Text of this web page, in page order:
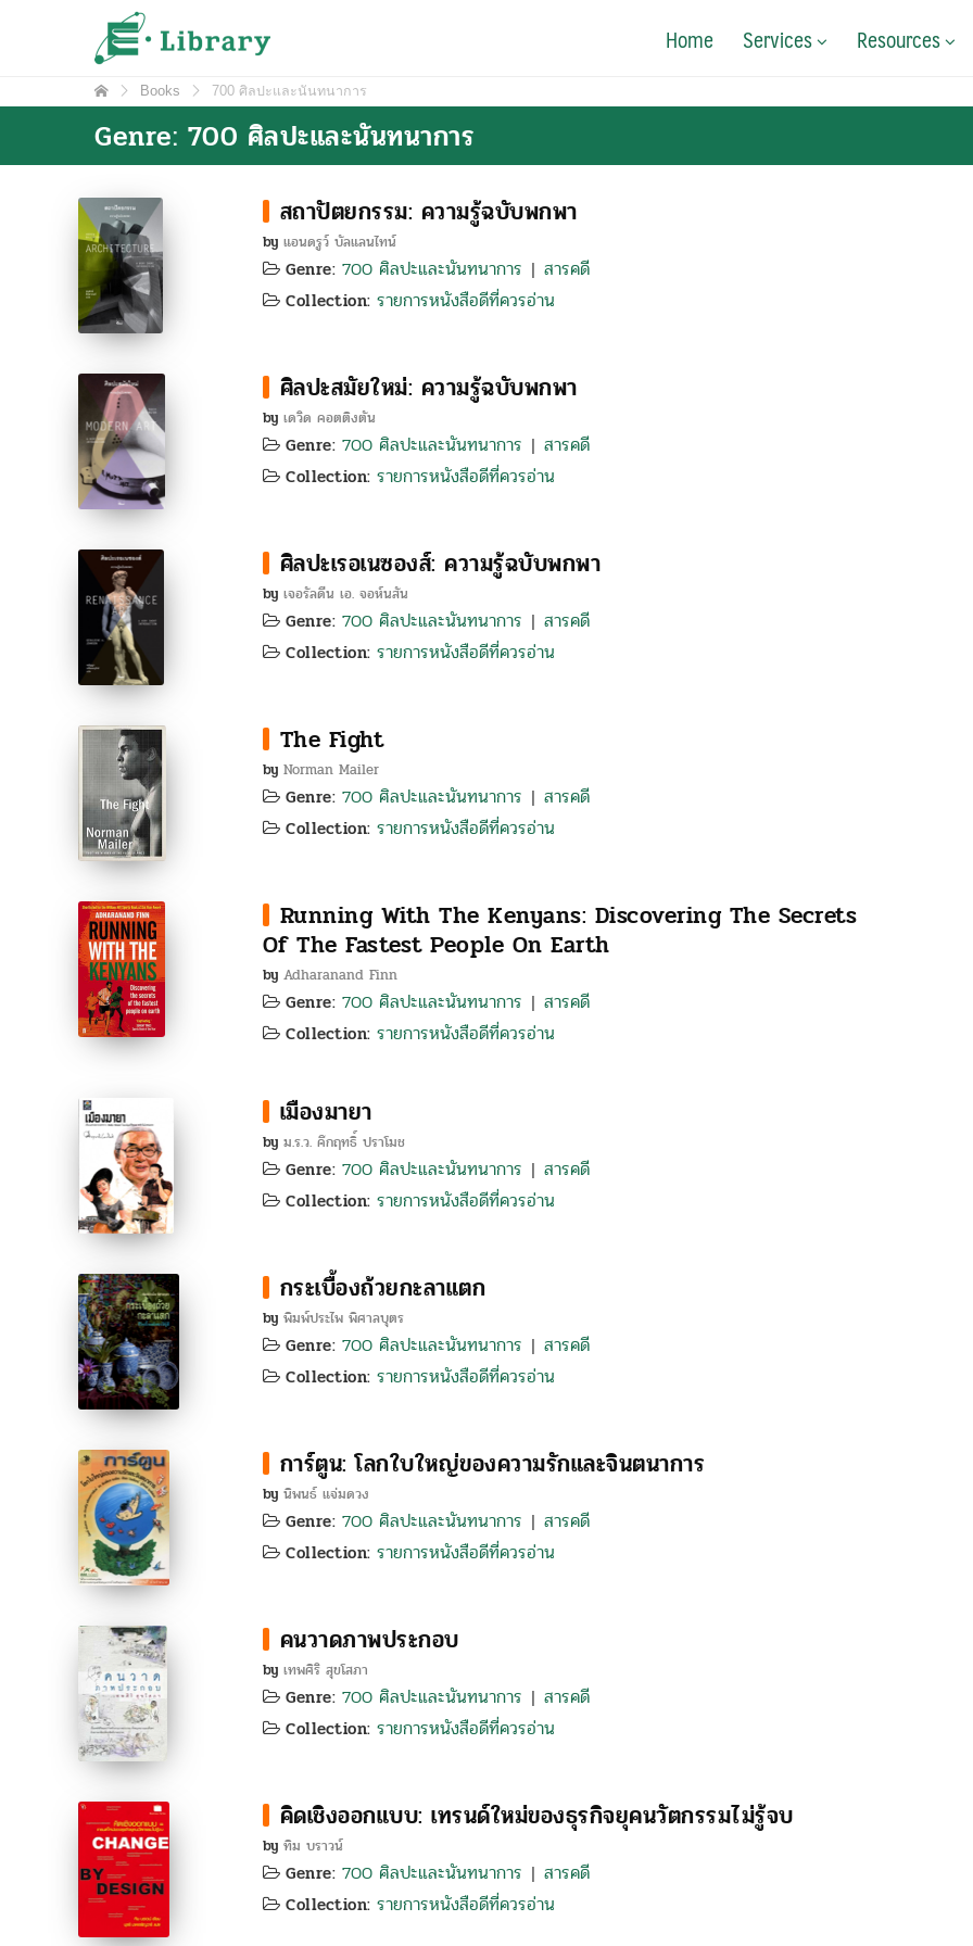
e-Library
ศูนย์วิทยบริการ โรงเรียนมหิดลวิทยานุสรณ์ Home Services Resources
Books 700 ศิลปะและนันทนาการ
Genre: 700 ศิลปะและนันทนาการ
สถาปัตยกรรม: ความรู้ฉบับพกพา
byแอนดรูว์ บัลแลนไทน์
Genre: 700 ศิลปะและนันทนาการ | สารคดี
Collection:รายการหนังสือดีที่ควรอ่าน
ศิลปะสมัยใหม่: ความรู้ฉบับพกพา
byเดวิด คอตติงตัน
Genre: 700 ศิลปะและนันทนาการ | สารคดี
Collection:รายการหนังสือดีที่ควรอ่าน
ศิลปะเรอเนซองส์: ความรู้ฉบับพกพา
byเจอรัลดีน เอ. จอห์นสัน
Genre: 700 ศิลปะและนันทนาการ | สารคดี
Collection:รายการหนังสือดีที่ควรอ่าน
The Fight
byNorman Mailer
Genre: 700 ศิลปะและนันทนาการ | สารคดี
Collection:รายการหนังสือดีที่ควรอ่าน
Running With The Kenyans: Discovering The Secrets
Of The Fastest People On Earth
byAdharanand Finn
Genre: 700 ศิลปะและนันทนาการ | สารคดี
Collection:รายการหนังสือดีที่ควรอ่าน
เมืองมายา
byม.ร.ว. คึกฤทธิ์ ปราโมช
Genre: 700 ศิลปะและนันทนาการ | สารคดี
Collection:รายการหนังสือดีที่ควรอ่าน
กระเบื้องถ้วยกะลาแตก
byพิมพ์ประไพ พิศาลบุตร
Genre: 700 ศิลปะและนันทนาการ | สารคดี
Collection:รายการหนังสือดีที่ควรอ่าน
การ์ตูน: โลกใบใหญ่ของความรักและจินตนาการ
byนิพนธ์ แจ่มดวง
Genre: 700 ศิลปะและนันทนาการ | สารคดี
Collection:รายการหนังสือดีที่ควรอ่าน
คนวาดภาพประกอบ
byเทพศิริ สุขโสภา
Genre: 700 ศิลปะและนันทนาการ | สารคดี
Collection:รายการหนังสือดีที่ควรอ่าน
คิดเชิงออกแบบ: เทรนด์ใหม่ของธุรกิจยุคนวัตกรรมไม่รู้จบ
byทิม บราวน์
Genre: 700 ศิลปะและนันทนาการ | สารคดี
Collection:รายการหนังสือดีที่ควรอ่าน